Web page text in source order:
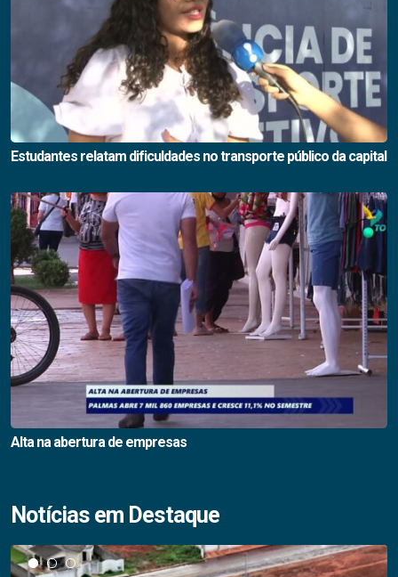
Estudantes relatam dificuldades no transporte público da capital
Alta na abertura de empresas
Notícias em Destaque